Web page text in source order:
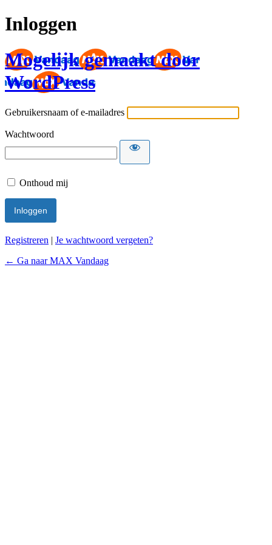
Inloggen
Mogelijk gemaakt door
WordPress
Gebruikersnaam of e-mailadres
Wachtwoord
Onthoud mij
Registreren | Je wachtwoord vergeten?
← Ga naar MAX Vandaag